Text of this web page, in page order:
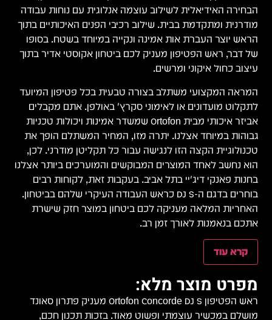
הבחירה האידיאלית לשילוב עוצמה אנלוגית עם נוחות עבודה
מודרנית ומתקדמת בבית. שילוב רכיבי הפנים האיכותיים בתוך
הראש יוצר העברת אות אמינה ונקייה במיוחד בשטח. בסופו
של דבר, ראש הפטיפון מעניק לכם ביטחון אקוסטי אדיר בתוך
עיצוב כחול איקוני ומרשים.
המראה המקצועי משתלב בצורה טבעית בכל פטיפון המיועד
לתקלוט מועדונים או לאימוני סקרץ' באולפן. אתם מקבלים
אביזר איכותי מבית Ortofon שמשדר אמינות ויכולות טכניות
גבוהות במיוחד אצלנו. יתרה מזו, המחיר המשתלם הופך את
טכנולוגיית הקצה הזו לנגישה עבור כל תקליטן מודרני. לכן,
הוא נחשב לאחד המוצרים המבוקשים והמוערכים ביותר אצלנו
בחנות פאנקי דיג'יי בתל אביב. בעקבות זאת, לקוחות רבים
בוחרים בדגם ה-DJ S כראש העבודה העיקרי שלהם בביטחון.
האחריות המלאה מעניקה לכם ביטחון במוצר חזק שישרת
אתכם בנאמנות לאורך זמן רב.
קרא עוד
מפרט מוצר מלא:
ראש הפטיפון Ortofon Concorde DJ S מעניק פתרון סאונד
מושלם במכשיר עוצמתי ופשוט מאוד. בזכות תכנון חכם,